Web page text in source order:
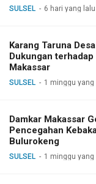
SULSEL 6 hari yang lalu
Karang Taruna
Dukungan
Makassar
SULSEL 1 minggu yang
Damkar Makassar
Pencegahan
Bulurokeng
SULSEL 1 minggu yang